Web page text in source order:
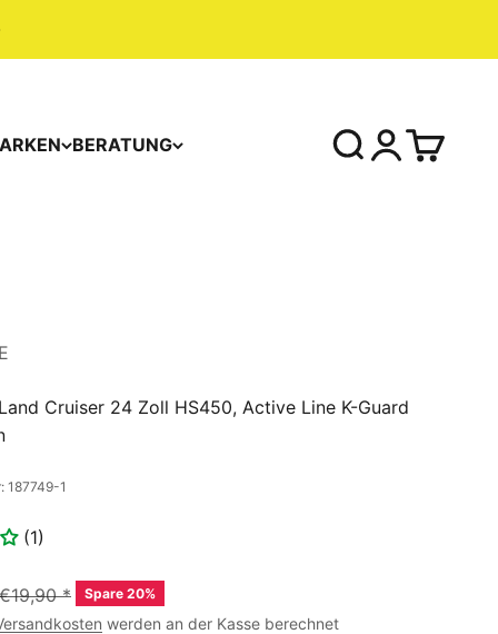
BERATUNG
Cruiser 24 Zoll HS450, Active Line K-Guard
187749-1
(1)
€19,90* Spare 20%
werden an der Kasse berechnet